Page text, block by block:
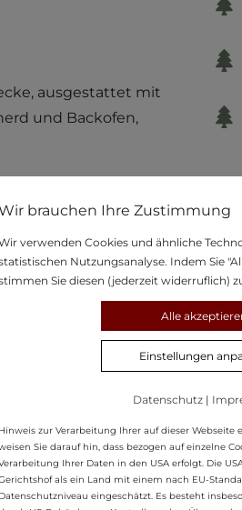
ausgestattet mit
und Backofen,
JETZT ANFRAGEN
Belegungskalender
brauchen Ihre Zustimmung
verwenden Cookies und ähnliche
Nutzungsanalyse. Indem Sie
Sie diesen (jederzeit widerruflich)
Alle
Einstellungen
Datenschutz|
Hinweis zur Verarbeitung Ihrer auf dieser Webseite
Sie darauf hin, dass bezogen auf einzelne
Ihrer Daten in den USA erfolgt. Die
als ein Land mit einem nach EU-
Datenschutzniveau eingeschätzt. Es besteht